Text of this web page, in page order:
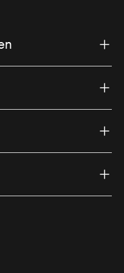
(external link)
(external link)
Youtube (external